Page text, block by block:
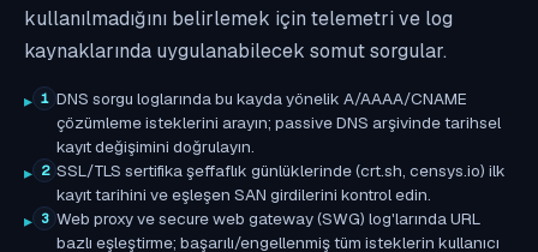
kullanılmadığını belirlemek için telemetri ve log
kaynaklarında uygulanabilecek somut sorgular.
1 DNS sorgu loglarında bu kayda yönelik A/AAAA/CNAME
çözümleme isteklerini arayın; passive DNS arşivinde tarihsel
kayıt değişimini doğrulayın.
2 SSL/TLS sertifika şeffaflık günlüklerinde (crt.sh, censys.io) ilk
kayıt tarihini ve eşleşen SAN girdilerini kontrol edin.
3 Web proxy ve secure web gateway (SWG) log'larında URL
bazlı eşleştirme; başarılı/engellenmiş tüm isteklerin kullanıcı